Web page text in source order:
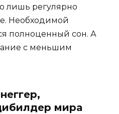
лишь регулярно
Необходимой
полноценный сон. А
с меньшим
мира